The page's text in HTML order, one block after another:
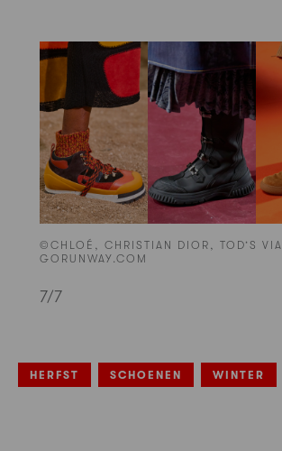
©CHLOÉ, CHRISTIAN DIOR, TOD’S VIA
GORUNWAY.COM
7/7
HERFST SCHOENEN WINTER